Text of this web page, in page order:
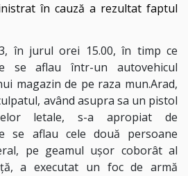
în cauză a rezultat faptul
în jurul orei 15.00, în timp ce
se aflau într-un autovehicul
magazin de pe raza mun.Arad,
având asupra sa un pistol
letale, s-a apropiat de
se aflau cele două persoane
pe geamul uşor coborât al
a executat un foc de armă